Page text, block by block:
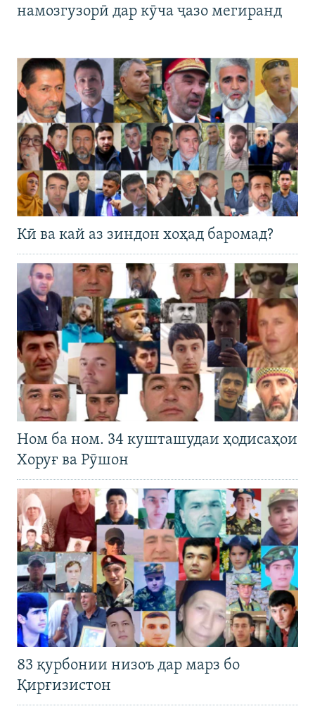
намозгузорӣ дар кӯча ҷазо мегиранд
Кӣ ва кай аз зиндон хоҳад баромад?
Ном ба ном. 34 кушташудаи ҳодисаҳои
Хоруғ ва Рӯшон
83 қурбонии низоъ дар марз бо
Қирғизистон